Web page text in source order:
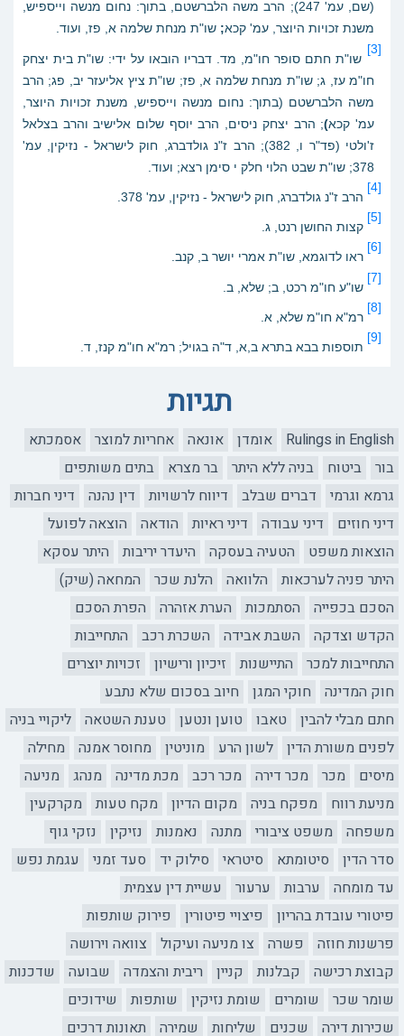
(שם, עמ' 247); הרב משה הלברשטם, בתוך: נחום מנשה וייספיש,
משנת זכויות היוצר, עמ' קכא; שו"ת מנחת שלמה א, פז, ועוד.
[3]
שו"ת חתם סופר חו"מ, מד. דבריו הובאו על ידי: שו"ת בית יצחק
חו"מ עז, ג; שו"ת מנחת שלמה א, פז; שו"ת ציץ אליעזר יב, פג; הרב
משה הלברשטם (בתוך: נחום מנשה וייספיש, משנת זכויות היוצר,
עמ' קכא); הרב יצחק ניסים, הרב יוסף שלום אלישיב והרב בצלאל
ז'ולטי (פד"ר ו, 382); הרב ז"נ גולדברג, חוק לישראל - נזיקין, עמ'
378; שו"ת שבט הלוי חלק י סימן רצא; ועוד.
[4]
הרב ז"נ גולדברג, חוק לישראל - נזיקין, עמ' 378.
[5]
קצות החושן רנט, ג.
[6]
ראו לדוגמא, שו"ת אמרי יושר ב, קנב.
[7]
שו"ע חו"מ רכט, ב; שלא, ב.
[8]
רמ"א חו"מ שלא, א.
[9]
תוספות בבא בתרא ב,א, ד"ה בגויל; רמ"א חו"מ קנז, ד.
תגיות
Rulings in English אומדן אונאה אחריות למוצר
אסמכתא
בור
ביטוח בניה ללא היתר בר מצרא
בתים משותפים
גרמא וגרמי
דברים שבלב דיווח לרשויות דין נהנה
דיני חברות
דיני חוזים
דיני עבודה דיני ראיות הודאה
הוצאה לפועל
הוצאות משפט
הטעיה בעסקה היעדר יריבות
היתר עסקא
היתר פניה לערכאות
הלוואה הלנת שכר
המחאה (שיק)
הסכם בכפייה
הסתמכות הערת אזהרה
הפרת הסכם
הקדש וצדקה
השבת אבידה השכרת רכב
התחייבות
התחייבות למכר
התיישנות זיכיון ורישיון
זכויות יוצרים
חוק המדינה
חוקי המגן
חיוב בסכום שלא נתבע
חתם מבלי להבין
טאבו טוען ונטען טענת השטאה
ליקויי בניה
לפנים משורת הדין
לשון הרע מוניטין מחוסר אמנה
מחילה
מיסים
מכר מכר דירה מכר רכב מכת מדינה מנהג
מניעה
מניעת רווח
מפקח בניה מקום הדיון מקח טעות
מקרקעין
משפחה
משפט ציבורי מתנה נאמנות נזיקין
נזקי גוף
סדר הדין
סיטומתא סיטראי סילוק יד סעד זמני
עגמת נפש
עד מומחה
ערבות ערעור
עשיית דין עצמית
פיטורי עובדת בהריון
פיצויי פיטורין
פירוק שותפות
פרשנות חוזה
פשרה צו מניעה ועיקול
צוואה וירושה
קבוצת רכישה
קבלנות קניין ריבית והצמדה שבועה
שדכנות
שומר שכר
שומרים שומת נזיקין שותפות
שידוכים
שכירות דירה
שכנים שליחות שמירה תאונות דרכים